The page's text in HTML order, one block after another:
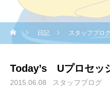
日記 スタッフブロ
Today’s Uプロセッ
2015.06.08 スタッフブログ